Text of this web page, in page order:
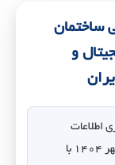
ساختمان
و
اطلاعات
سندیکای بیمه‌گران ایران، امروز دوشنبه ۱۴ مهر ۱۴۰۴ با